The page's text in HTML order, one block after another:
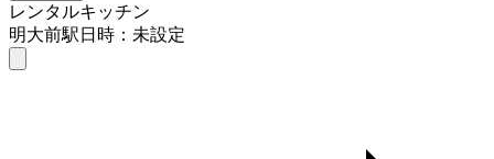
レンタルキッチン
明大前駅日時：未設定